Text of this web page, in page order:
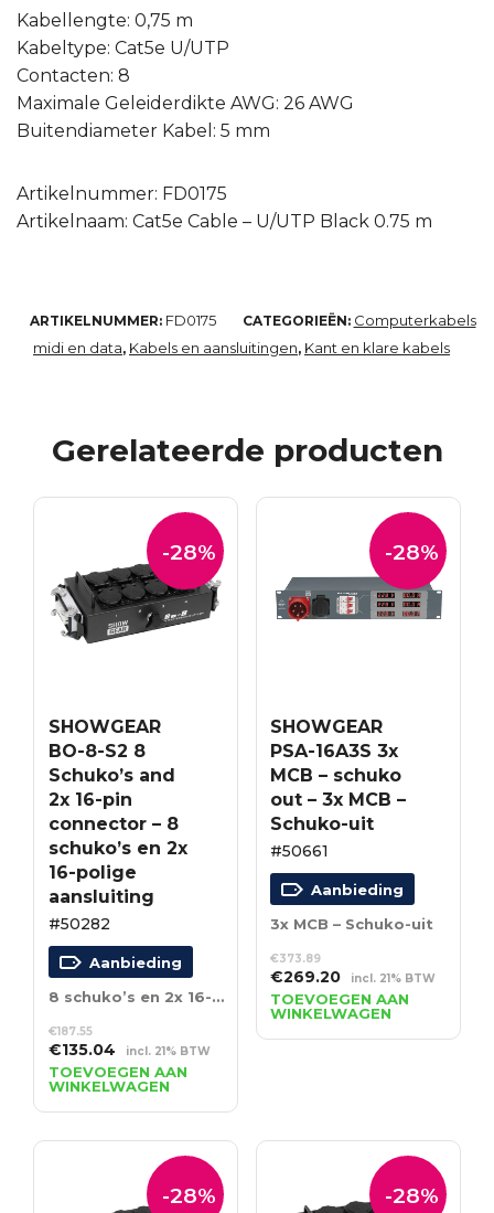
Kabellengte: 0,75 m
Kabeltype: Cat5e U/UTP
Contacten: 8
Maximale Geleiderdikte AWG: 26 AWG
Buitendiameter Kabel: 5 mm
Artikelnummer: FD0175
Artikelnaam: Cat5e Cable – U/UTP Black 0.75 m
ARTIKELNUMMER: FD0175 CATEGORIEËN: Computerkabels
midi en data, Kabels en aansluitingen, Kant en klare kabels
Gerelateerde producten
-28%
SHOWGEAR
BO-8-S2 8
Schuko’s and
2x 16-pin
connector – 8
schuko’s en 2x
16-polige
aansluiting
#50282
Aanbieding
8 schuko’s en 2x 16-polige aansluiting
€187.55
Oorspronkelijke
prijs
was:
€187.55.
€135.04Huidige
prijs
is:
€135.04.
incl. 21% BTW
TOEVOEGEN AAN
WINKELWAGEN
-28%
SHOWGEAR
PSA-16A3S 3x
MCB – schuko
out – 3x MCB –
Schuko-uit
#50661
Aanbieding
3x MCB – Schuko-uit
€373.89
Oorspronkelijke
prijs
was:
€373.89.
€269.20Huidige
prijs
is:
€269.20.
incl. 21% BTW
TOEVOEGEN AAN
WINKELWAGEN
-28% -28%